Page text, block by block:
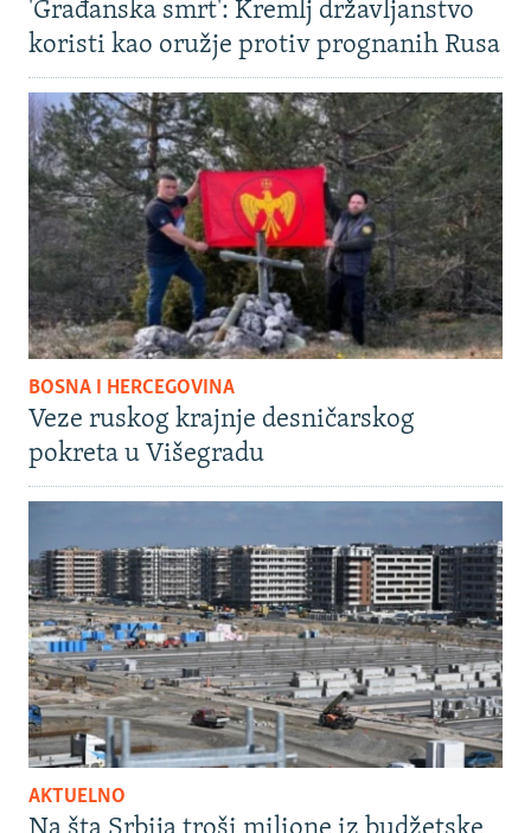
'Građanska smrt': Kremlj državljanstvo
koristi kao oružje protiv prognanih Rusa
BOSNA I HERCEGOVINA
Veze ruskog krajnje desničarskog
pokreta u Višegradu
AKTUELNO